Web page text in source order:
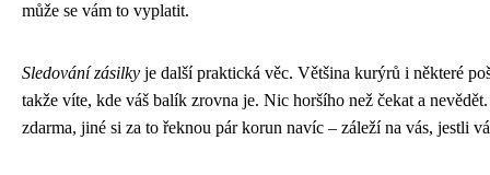
může se vám to vyplatit.
Sledování zásilky je další praktická věc. Většina kurýrů i některé
takže víte, kde váš balík zrovna je. Nic horšího než čekat a
zdarma, jiné si za to řeknou pár korun navíc – záleží na vás, jestli